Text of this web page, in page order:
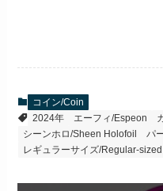
コイン/Coin
2024年
エーフィ/Espeon
シーンホロ/Sheen Holofoil
パ
レギュラーサイズ/Regular-sized